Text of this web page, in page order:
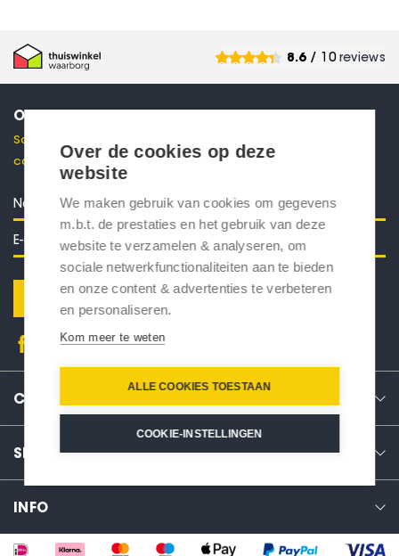
8.6/ 10 reviews
ONTVANG 10% KORTING
Schrijf je in voor onze nieuwsbrief en ontvang direct een
code voor 10% korting in je mailbox.
Verstuur
CONTACT
SERVICE
INFO
Over de cookies op deze
website
We maken gebruik van cookies om gegevens
m.b.t. de prestaties en het gebruik van deze
website te verzamelen & analyseren, om
sociale netwerkfunctionaliteiten aan te bieden
en onze content & advertenties te verbeteren
en personaliseren.
Kom meer te weten
ALLE COOKIES TOESTAAN
COOKIE-INSTELLINGEN